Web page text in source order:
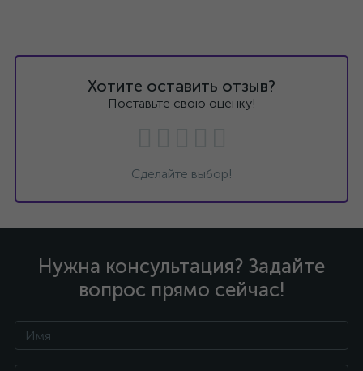
Хотите оставить отзыв?
Поставьте свою оценку!
Сделайте выбор!
Нужна консультация? Задайте
вопрос прямо сейчас!